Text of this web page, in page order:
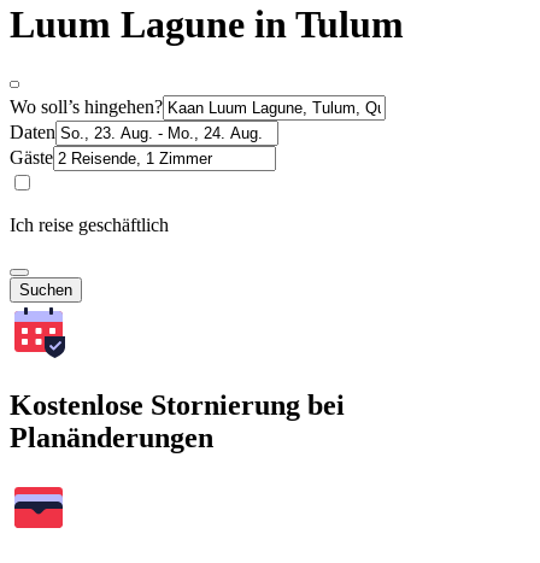
Luum Lagune in Tulum
Wo soll’s hingehen?
Daten
Gäste
Ich reise geschäftlich
Suchen
Kostenlose Stornierung bei
Planänderungen